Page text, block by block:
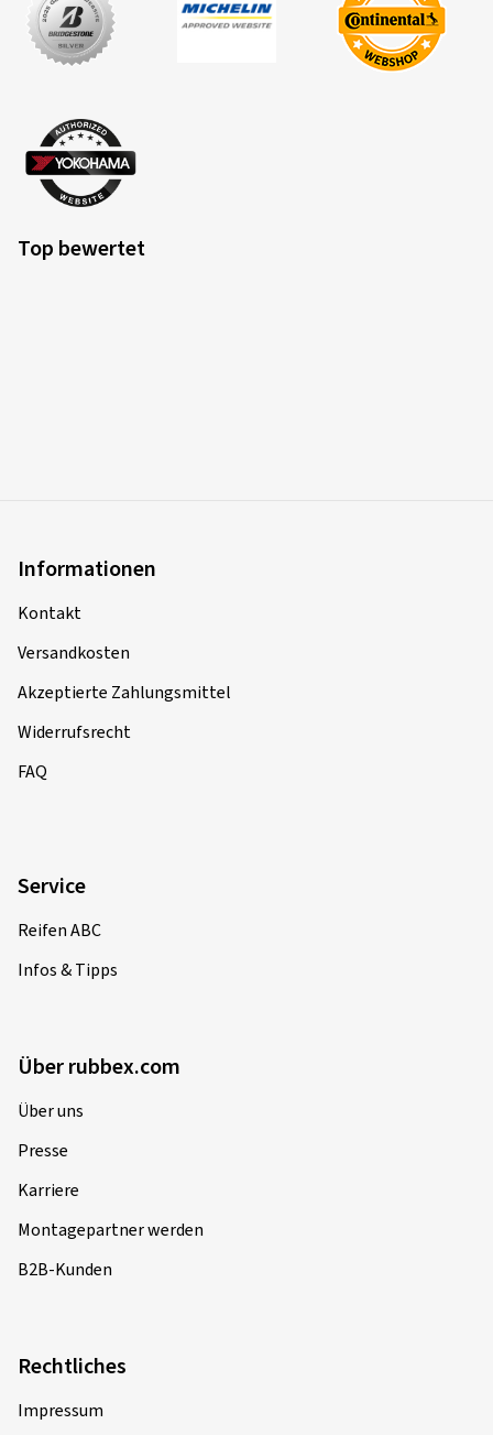
Top bewertet
Informationen
Kontakt
Versandkosten
Akzeptierte Zahlungsmittel
Widerrufsrecht
FAQ
Service
Reifen ABC
Infos & Tipps
Über rubbex.com
Über uns
Presse
Karriere
Montagepartner werden
B2B-Kunden
Rechtliches
Impressum